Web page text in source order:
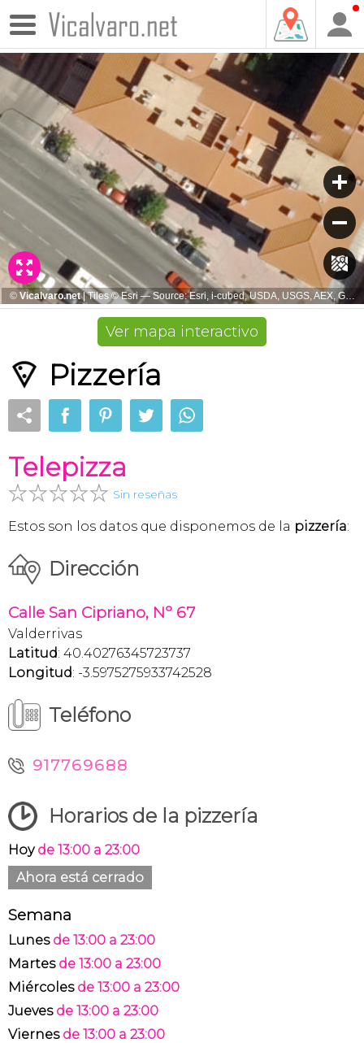
Ver mapa interactivo
Pizzería
Telepizza
Sin reseñas
Estos son los datos que disponemos de la pizzería:
Dirección
Calle San Cipriano, Nº 67
Valderrivas
Latitud: 40.40276345723737
Longitud: -3.5975275933742528
Teléfono
917769688
Horarios de la pizzería
Hoy de 13:00 a 23:00
Ahora está cerrado
Semana
Lunes de 13:00 a 23:00
Martes de 13:00 a 23:00
Miércoles de 13:00 a 23:00
Jueves de 13:00 a 23:00
Viernes de 13:00 a 23:00